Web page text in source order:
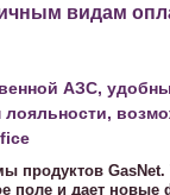
видам
АЗС,
продуктов GasNet.
поле и дает